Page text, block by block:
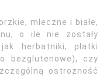
mleczne i białe,
o ile nie zostały
herbatniki, płatki
bezglutenowe), czy
ostrożność